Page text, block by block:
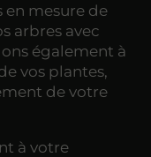
en mesure de
arbres avec
également à
vos plantes,
de votre
à votre